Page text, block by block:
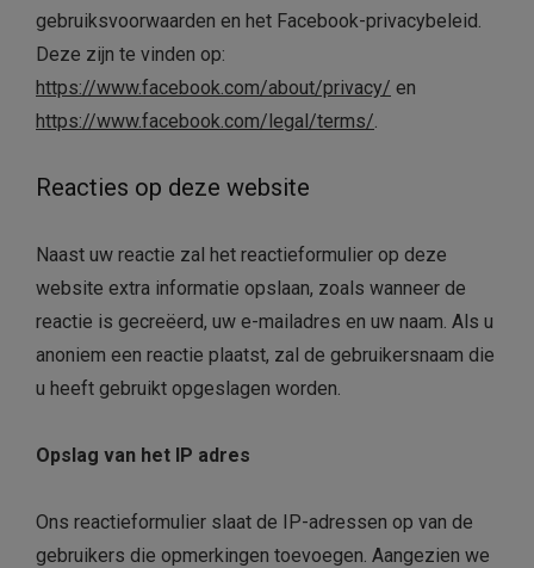
gebruiksvoorwaarden en het Facebook-privacybeleid.
Deze zijn te vinden op:
https://www.facebook.com/about/privacy/ en
https://www.facebook.com/legal/terms/.
Reacties op deze website
Naast uw reactie zal het reactieformulier op deze
website extra informatie opslaan, zoals wanneer de
reactie is gecreëerd, uw e-mailadres en uw naam. Als u
anoniem een reactie plaatst, zal de gebruikersnaam die
u heeft gebruikt opgeslagen worden.
Opslag van het IP adres
Ons reactieformulier slaat de IP-adressen op van de
gebruikers die opmerkingen toevoegen. Aangezien we